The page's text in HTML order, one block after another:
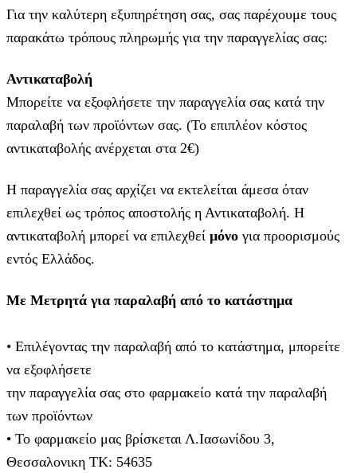
Για την καλύτερη εξυπηρέτηση σας, σας παρέχουμε τους
παρακάτω τρόπους πληρωμής για την παραγγελίας σας:
Αντικαταβολή
Μπορείτε να εξοφλήσετε την παραγγελία σας κατά την
παραλαβή των προϊόντων σας. (Το επιπλέον κόστος
αντικαταβολής ανέρχεται στα 2€)
Η παραγγελία σας αρχίζει να εκτελείται άμεσα όταν
επιλεχθεί ως τρόπος αποστολής η Αντικαταβολή. Η
αντικαταβολή μπορεί να επιλεχθεί μόνο για προορισμούς
εντός Ελλάδος.
Με Μετρητά για παραλαβή από το κατάστημα
• Επιλέγοντας την παραλαβή από το κατάστημα, μπορείτε
να εξοφλήσετε
την παραγγελία σας στο φαρμακείο κατά την παραλαβή
των προϊόντων
• Το φαρμακείο μας βρίσκεται Λ.Ιασωνίδου 3,
Θεσσαλονικη ΤΚ: 54635